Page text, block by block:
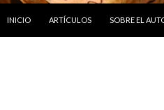
INICIO ARTÍCULOS SOBRE EL